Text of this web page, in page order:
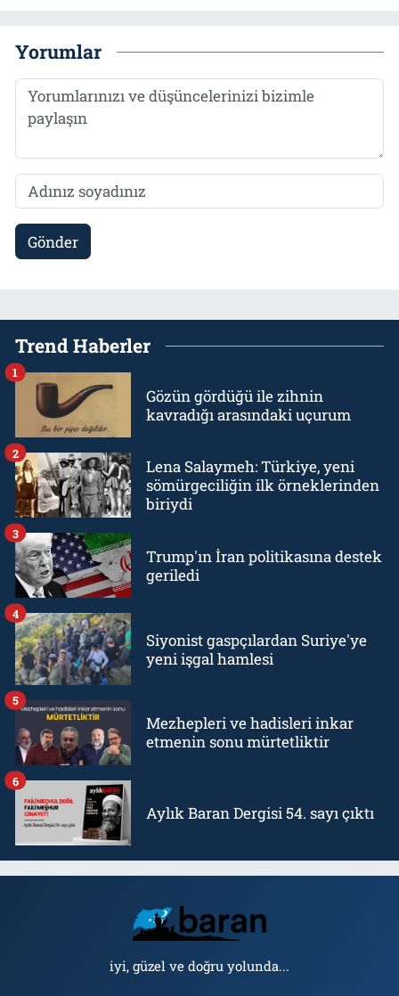
Yorumlar
Gönder
Trend Haberler
Gözün gördüğü ile zihnin
kavradığı arasındaki uçurum
1
Lena Salaymeh: Türkiye, yeni
sömürgeciliğin ilk örneklerinden
biriydi
2
Trump'ın İran politikasına destek
geriledi
3
Siyonist gaspçılardan Suriye'ye
yeni işgal hamlesi
4
Mezhepleri ve hadisleri inkar
etmenin sonu mürtetliktir
5
Aylık Baran Dergisi 54. sayı çıktı
6
iyi, güzel ve doğru yolunda...